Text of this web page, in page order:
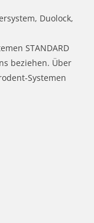
Duolock,
STANDARD
beziehen. Über
Systemen